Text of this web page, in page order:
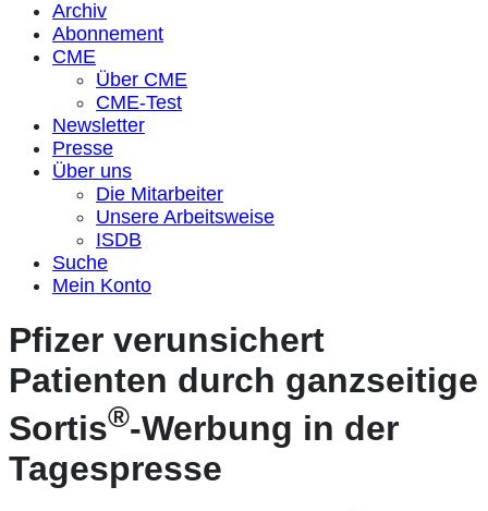
Archiv
Abonnement
CME
Über CME
CME-Test
Newsletter
Presse
Über uns
Die Mitarbeiter
Unsere Arbeitsweise
ISDB
Suche
Mein Konto
Pfizer verunsichert
Patienten durch ganzseitige
Sortis®-Werbung in der
Tagespresse